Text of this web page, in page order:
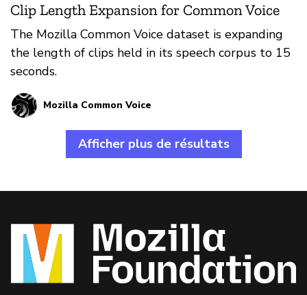
Clip Length Expansion for Common Voice
The Mozilla Common Voice dataset is expanding
the length of clips held in its speech corpus to 15
seconds.
Mozilla Common Voice
Afficher plus de résultats